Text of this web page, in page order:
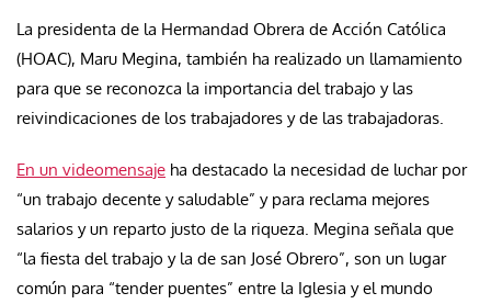
La presidenta de la Hermandad Obrera de Acción Católica
(HOAC), Maru Megina, también ha realizado un llamamiento
para que se reconozca la importancia del trabajo y las
reivindicaciones de los trabajadores y de las trabajadoras.
En un videomensaje ha destacado la necesidad de luchar por
“un trabajo decente y saludable” y para reclama mejores
salarios y un reparto justo de la riqueza. Megina señala que
“la fiesta del trabajo y la de san José Obrero”, son un lugar
común para “tender puentes” entre la Iglesia y el mundo